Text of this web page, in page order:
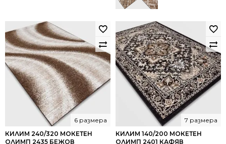
КИЛИМ 240/320 МОКЕТЕН
ОЛИМП 2435 БЕЖОВ
6 размера
КИЛИМ 140/200 МОКЕТЕН
ОЛИМП 2401 КАФЯВ
7 размера